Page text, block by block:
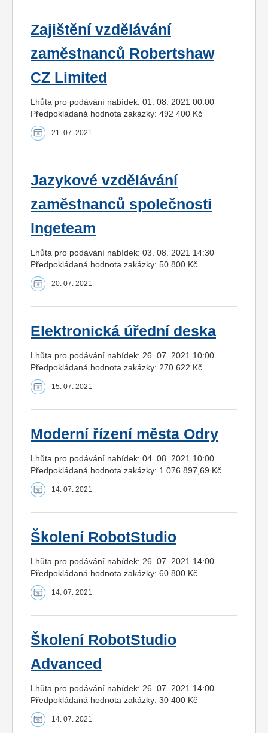
Zajištění vzdělávání
zaměstnanců Robertshaw
CZ Limited
Lhůta pro podávání nabídek: 01. 08. 2021 00:00
Předpokládaná hodnota zakázky: 492 400 Kč
21. 07. 2021
Jazykové vzdělávání
zaměstnanců společnosti
Ingeteam
Lhůta pro podávání nabídek: 03. 08. 2021 14:30
Předpokládaná hodnota zakázky: 50 800 Kč
20. 07. 2021
Elektronická úřední deska
Lhůta pro podávání nabídek: 26. 07. 2021 10:00
Předpokládaná hodnota zakázky: 270 622 Kč
15. 07. 2021
Moderní řízení města Odry
Lhůta pro podávání nabídek: 04. 08. 2021 10:00
Předpokládaná hodnota zakázky: 1 076 897,69 Kč
14. 07. 2021
Školení RobotStudio
Lhůta pro podávání nabídek: 26. 07. 2021 14:00
Předpokládaná hodnota zakázky: 60 800 Kč
14. 07. 2021
Školení RobotStudio
Advanced
Lhůta pro podávání nabídek: 26. 07. 2021 14:00
Předpokládaná hodnota zakázky: 30 400 Kč
14. 07. 2021